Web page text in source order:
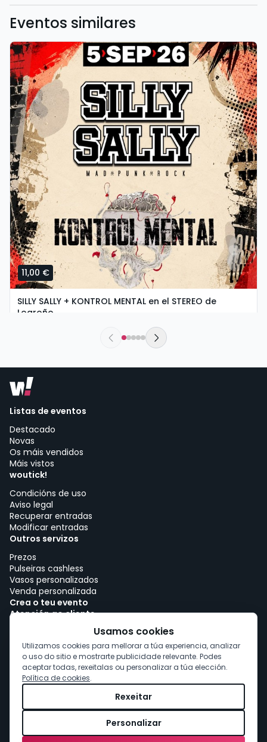
Eventos similares
11,00 €
SILLY SALLY + KONTROL MENTAL en el STEREO de
Logroño
Stereo Rock & Roll Bar | Logroño
Listas de eventos
Destacado
Novas
Os máis vendidos
Máis vistos
woutick!
Condicións de uso
Aviso legal
Recuperar entradas
Modificar entradas
Outros servizos
Prezos
Pulseiras cashless
Vasos personalizados
Venda personalizada
Crea o teu evento
Atención ao cliente
Traballar con woutick!
Consentimento de cookies
Usamos cookies
Utilizamos cookies para mellorar a túa experiencia, analizar
o uso do sitio e mostrarte publicidade relevante. Podes
aceptar todas, rexeitalas ou personalizar a túa elección.
Política de cookies.
Rexeitar
Personalizar